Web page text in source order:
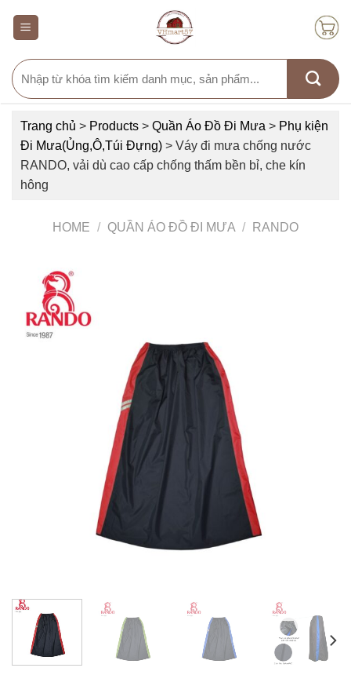
Search
for:
Trang chủ > Products > Quần Áo Đồ Đi Mưa > Phụ kiện
Đi Mưa(Ủng,Ô,Túi Đựng) > Váy đi mưa chống nước
RANDO, vải dù cao cấp chống thấm bền bỉ, che kín
hông
HOME / QUẦN ÁO ĐỒ ĐI MƯA / RANDO